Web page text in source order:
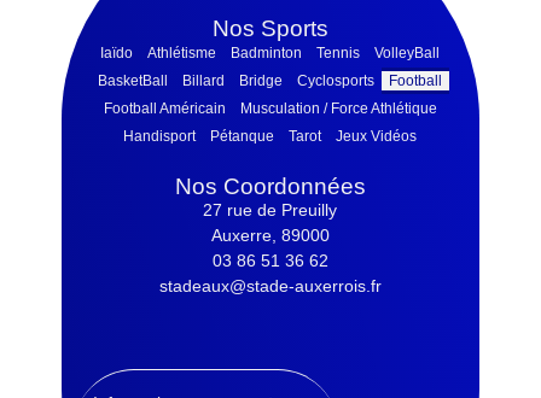
Nos Sports
Iaïdo Athlétisme Badminton Tennis
VolleyBall
BasketBall
Billard Bridge Cyclosports
Football
Football Américain
Musculation / Force Athlétique
Handisport
Pétanque Tarot Jeux Vidéos
Nos Coordonnées
27 rue de Preuilly
Auxerre, 89000
03 86 51 36 62
stadeaux@stade-auxerrois.fr